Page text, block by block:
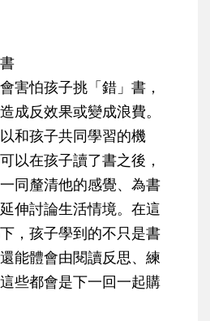
怕孩子挑「錯」書，
成反效果或變成浪費。
和孩子共同學習的機
以在孩子讀了書之後，
同釐清他的感覺、為書
伸討論生活情境。在這
，孩子學到的不只是書
能體會由閱讀反思、練
些都會是下一回一起購